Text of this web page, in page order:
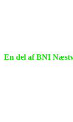
En del af BNI